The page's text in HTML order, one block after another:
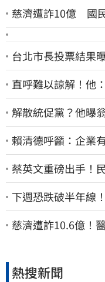
慈濟遭詐10億 國
台北市長投票結果
直呼難以諒解！他
解散統促黨？他曝
賴清德呼籲：企業
蔡英文重磅出手！
下週恐跌破半年線
波」：空頭大屠殺
慈濟遭詐10.6億！
熱搜新聞